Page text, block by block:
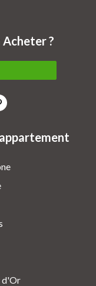
d'Or
Acheter ?